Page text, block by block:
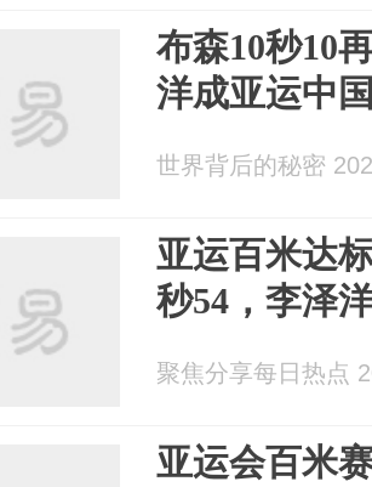
布森10秒10
洋成亚运中
世界背后的秘密
亚运百米达
秒54，李泽
聚焦分享每日热点
亚运会百米